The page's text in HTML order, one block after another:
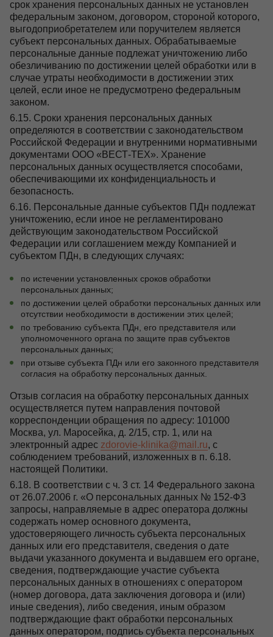
срок хранения персональных данных не установлен
федеральным законом, договором, стороной которого,
выгодоприобретателем или поручителем является
субъект персональных данных. Обрабатываемые
персональные данные подлежат уничтожению либо
обезличиванию по достижении целей обработки или в
случае утраты необходимости в достижении этих
целей, если иное не предусмотрено федеральным
законом.
6.15. Сроки хранения персональных данных
определяются в соответствии с законодательством
Российской Федерации и внутренними нормативными
документами ООО «ВЕСТ-ТЕХ». Хранение
персональных данных осуществляется способами,
обеспечивающими их конфиденциальность и
безопасность.
6.16. Персональные данные субъектов ПДн подлежат
уничтожению, если иное не регламентировано
действующим законодательством Российской
Федерации или соглашением между Компанией и
субъектом ПДн, в следующих случаях:
по истечении установленных сроков обработки
персональных данных;
по достижении целей обработки персональных данных или
отсутствии необходимости в достижении этих целей;
по требованию субъекта ПДн, его представителя или
уполномоченного органа по защите прав субъектов
персональных данных;
при отзыве субъекта ПДн или его законного представителя
согласия на обработку персональных данных.
Отзыв согласия на обработку персональных данных
осуществляется путем направления почтовой
корреспонденции обращения по адресу: 101000
Москва, ул. Маросейка, д. 2/15, стр. 1, или на
электронный адрес zdorovie-klinika@mail.ru, с
соблюдением требований, изложенных в п. 6.18.
настоящей Политики.
6.18. В соответствии с ч. 3 ст. 14 Федерального закона
от 26.07.2006 г. «О персональных данных № 152-ФЗ
запросы, направляемые в адрес оператора должны
содержать номер основного документа,
удостоверяющего личность субъекта персональных
данных или его представителя, сведения о дате
выдачи указанного документа и выдавшем его органе,
сведения, подтверждающие участие субъекта
персональных данных в отношениях с оператором
(номер договора, дата заключения договора и (или)
иные сведения), либо сведения, иным образом
подтверждающие факт обработки персональных
данных оператором, подпись субъекта персональных